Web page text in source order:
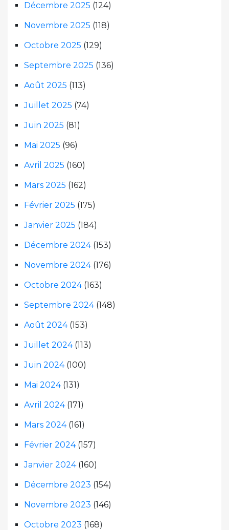
Décembre 2025 (124)
Novembre 2025 (118)
Octobre 2025 (129)
Septembre 2025 (136)
Août 2025 (113)
Juillet 2025 (74)
Juin 2025 (81)
Mai 2025 (96)
Avril 2025 (160)
Mars 2025 (162)
Février 2025 (175)
Janvier 2025 (184)
Décembre 2024(153)
Novembre 2024(176)
Octobre 2024(163)
Septembre 2024(148)
Août 2024(153)
Juillet 2024(113)
Juin 2024(100)
Mai 2024(131)
Avril 2024(171)
Mars 2024(161)
Février 2024(157)
Janvier 2024(160)
Décembre 2023 (154)
Novembre 2023 (146)
Octobre 2023 (168)